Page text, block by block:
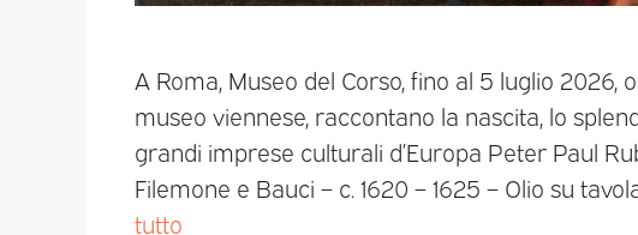
A Roma, Museo del Corso, fino al 5 luglio
museo viennese, raccontano la nascita, lo
grandi imprese culturali d’Europa Peter Paul
Filemone e Bauci – c. 1620 – 1625 – Olio su
tutto